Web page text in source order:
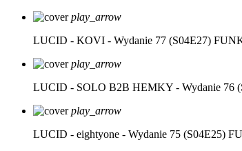
play_arrow
LUCID - KOVI - Wydanie 77 (S04E27)
play_arrow
LUCID - SOLO B2B HEMKY - Wydanie 76
play_arrow
LUCID - eightyone - Wydanie 75 (S04E25)